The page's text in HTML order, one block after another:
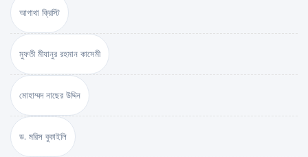
আগাথা ক্রিস্টি
মুফতী মীযানুর রহমান কাসেমী
মোহাম্মদ নাছের উদ্দিন
ড. মরিস বুকাইলি